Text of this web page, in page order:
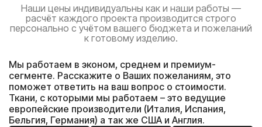
Наши цены индивидуальны как и наши работы —
расчёт каждого проекта производится строго
персонально с учётом вашего бюджета и пожеланий
к готовому изделию.
Мы работаем в эконом, среднем и премиум-
сегменте. Расскажите о Ваших пожеланиям, это
поможет ответить на ваш вопрос о стоимости.
Ткани, с которыми мы работаем – это ведущие
европейские производители (Италия, Испания,
Бельгия, Германия) а так же США и Англия.